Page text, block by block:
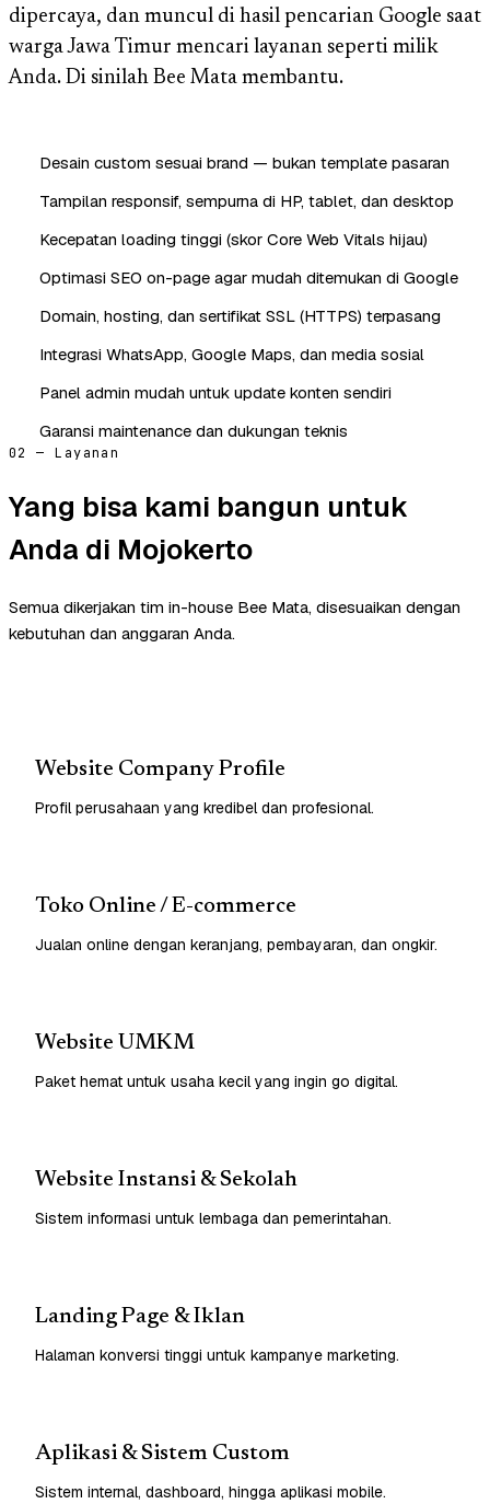
dipercaya, dan muncul di hasil pencarian Google saat
warga Jawa Timur mencari layanan seperti milik
Anda. Di sinilah Bee Mata membantu.
Desain custom sesuai brand — bukan template pasaran
Tampilan responsif, sempurna di HP, tablet, dan desktop
Kecepatan loading tinggi (skor Core Web Vitals hijau)
Optimasi SEO on-page agar mudah ditemukan di Google
Domain, hosting, dan sertifikat SSL (HTTPS) terpasang
Integrasi WhatsApp, Google Maps, dan media sosial
Panel admin mudah untuk update konten sendiri
Garansi maintenance dan dukungan teknis
02 — Layanan
Yang bisa kami bangun untuk
Anda di Mojokerto
Semua dikerjakan tim in-house Bee Mata, disesuaikan dengan
kebutuhan dan anggaran Anda.
Website Company Profile
Profil perusahaan yang kredibel dan profesional.
Toko Online / E-commerce
Jualan online dengan keranjang, pembayaran, dan ongkir.
Website UMKM
Paket hemat untuk usaha kecil yang ingin go digital.
Website Instansi & Sekolah
Sistem informasi untuk lembaga dan pemerintahan.
Landing Page & Iklan
Halaman konversi tinggi untuk kampanye marketing.
Aplikasi & Sistem Custom
Sistem internal, dashboard, hingga aplikasi mobile.